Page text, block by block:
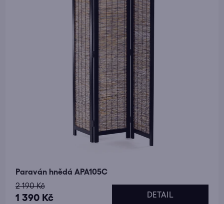
Paraván hnědá APA105C
1 390 Kč
2 190 Kč
DETAIL